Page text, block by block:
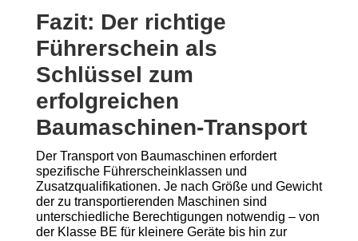
Fazit: Der richtige
Führerschein als
Schlüssel zum
erfolgreichen
Baumaschinen-Transport
Der Transport von Baumaschinen erfordert
spezifische Führerscheinklassen und
Zusatzqualifikationen. Je nach Größe und Gewicht
der zu transportierenden Maschinen sind
unterschiedliche Berechtigungen notwendig – von
der Klasse BE für kleinere Geräte bis hin zur